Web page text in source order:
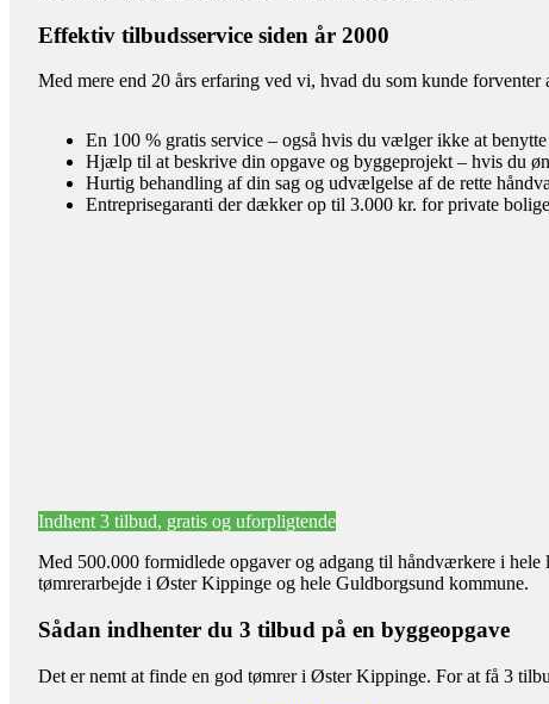
Effektiv tilbudsservice siden år 2000
Med mere end 20 års erfaring ved vi, hvad du som kunde
En 100 % gratis service – også hvis du vælger ikke at
Hjælp til at beskrive din opgave og byggeprojekt – hvis du
Hurtig behandling af din sag og udvælgelse af de rette
Entreprisegaranti der dækker op til 3.000 kr. for private
Indhent 3 tilbud, gratis og uforpligtende
Med 500.000 formidlede opgaver og adgang til håndværkere i
tømrerarbejde i Øster Kippinge og hele Guldborgsund kommune.
Sådan indhenter du 3 tilbud på en byggeopgave
Det er nemt at finde en god tømrer i Øster Kippinge. For at få 3